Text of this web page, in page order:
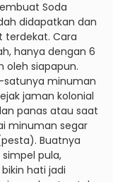
Soda
didapatkan dan
terdekat. Cara
hanya dengan 6
oleh siapapun.
satunya minuman
jaman kolonial
panas atau saat
minuman segar
Buatnya
pula,
hati jadi